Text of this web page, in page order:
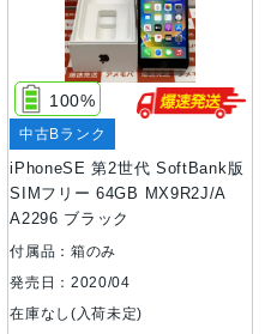
iPhoneSE 第2世代 SoftBank版
SIMフリー 64GB MX9R2J/A
A2296 ブラック
100%
中古Bランク
付属品：箱のみ
発売日：2020/04
在庫なし(入荷未定)